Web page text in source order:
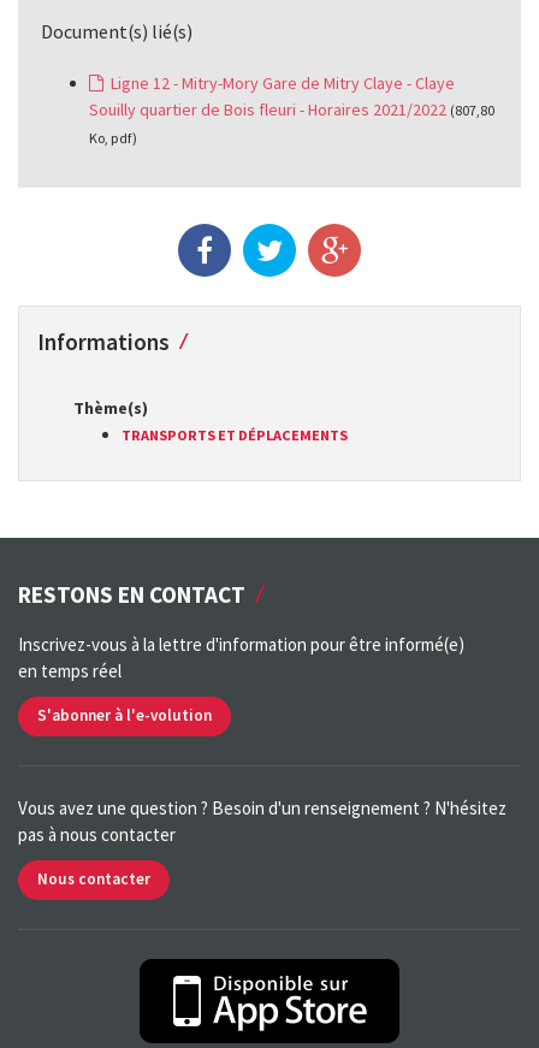
Document(s) lié(s)
Ligne 12 - Mitry-Mory Gare de Mitry Claye - Claye
Souilly quartier de Bois fleuri - Horaires 2021/2022 (807,80
Ko, pdf)
Informations
Thème(s)
TRANSPORTS ET DÉPLACEMENTS
RESTONS EN CONTACT
Inscrivez-vous à la lettre d'information pour être informé(e)
en temps réel
S'abonner à l'e-volution
Vous avez une question ? Besoin d'un renseignement ? N'hésitez
pas à nous contacter
Nous contacter